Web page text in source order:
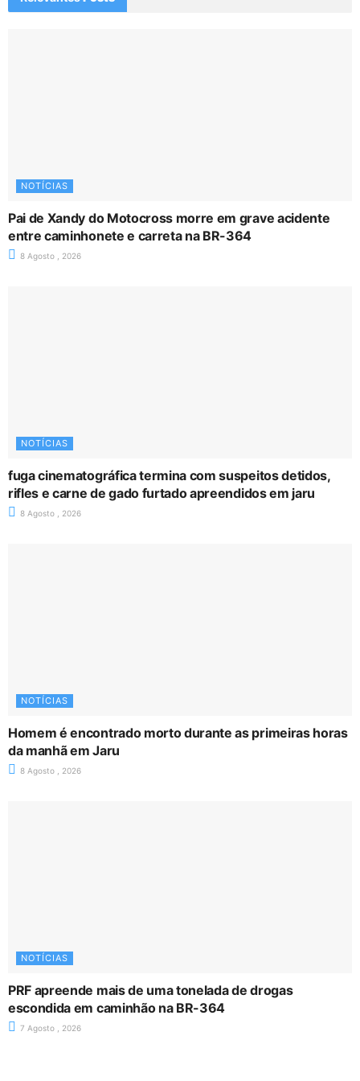
NOTÍCIAS
Pai de Xandy do Motocross morre em grave acidente
entre caminhonete e carreta na BR-364
8 Agosto , 2026
NOTÍCIAS
fuga cinematográfica termina com suspeitos detidos,
rifles e carne de gado furtado apreendidos em jaru
8 Agosto , 2026
NOTÍCIAS
Homem é encontrado morto durante as primeiras horas
da manhã em Jaru
8 Agosto , 2026
NOTÍCIAS
PRF apreende mais de uma tonelada de drogas
escondida em caminhão na BR-364
7 Agosto , 2026